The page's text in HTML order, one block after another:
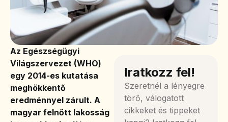
Az Egészségügyi
Világszervezet (WHO)
egy 2014-es kutatása
meghökkentő
eredménnyel zárult. A
magyar felnőtt lakosság
Iratkozz fel!
Szeretnél a lényegre
törő, válogatott
cikkeket és tippeket